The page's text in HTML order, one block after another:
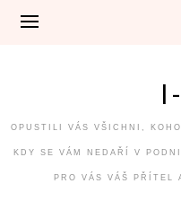
OPUSTILI VÁS VŠICHNI,
KDY SE VÁM NEDAŘÍ V
PRO VÁS VÁŠ PŘÍTEL